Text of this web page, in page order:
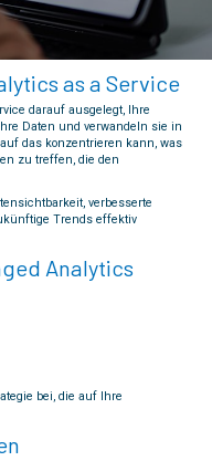
as a Service
darauf ausgelegt, Ihre
Daten und verwandeln sie in
das konzentrieren kann, was
zu treffen, die den
verbesserte
Trends effektiv
Analytics
bei, die auf Ihre